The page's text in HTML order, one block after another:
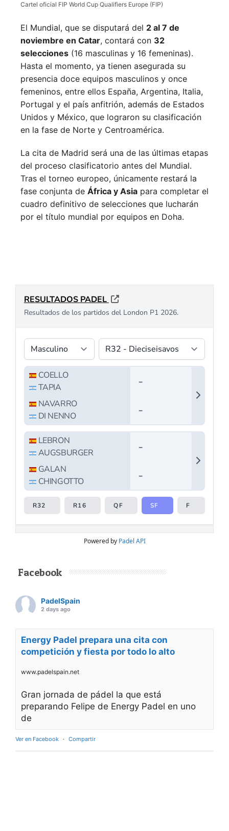
Cartel oficial FIP World Cup Qualifiers Europe (FIP)
El Mundial, que se disputará del 2 al 7 de
noviembre en Catar, contará con 32
selecciones (16 masculinas y 16 femeninas).
Hasta el momento, ya tienen asegurada su
presencia doce equipos masculinos y once
femeninos, entre ellos España, Argentina, Italia,
Portugal y el país anfitrión, además de Estados
Unidos y México, que lograron su clasificación
en la fase de Norte y Centroamérica.
La cita de Madrid será una de las últimas etapas
del proceso clasificatorio antes del Mundial.
Tras el torneo europeo, únicamente restará la
fase conjunta de África y Asia para completar el
cuadro definitivo de selecciones que lucharán
por el título mundial por equipos en Doha.
Powered by Padel API
Facebook
PadelSpain
2 days ago
Energy Padel prepara una cita con
competición y fiesta por todo lo alto
www.padelspain.net
Gran jornada de pádel la que está
preparando Felipe de Energy Padel en uno
de
Ver en Facebook · Compartir